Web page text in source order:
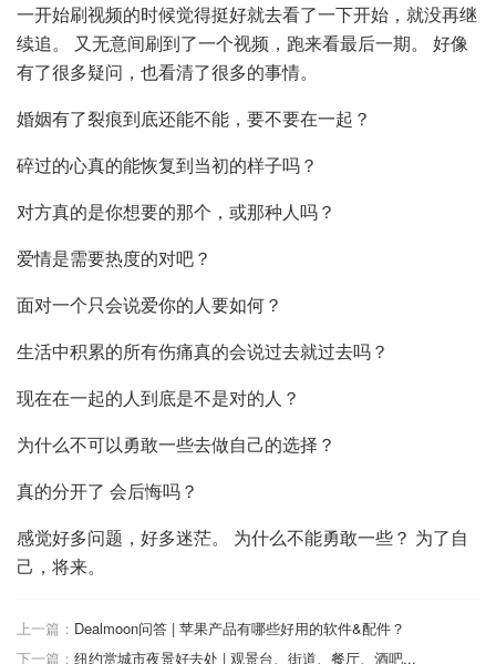
一开始刷视频的时候觉得挺好就去看了一下开始，就没再继
续追。 又无意间刷到了一个视频，跑来看最后一期。 好像
有了很多疑问，也看清了很多的事情。
婚姻有了裂痕到底还能不能，要不要在一起？
碎过的心真的能恢复到当初的样子吗？
对方真的是你想要的那个，或那种人吗？
爱情是需要热度的对吧？
面对一个只会说爱你的人要如何？
生活中积累的所有伤痛真的会说过去就过去吗？
现在在一起的人到底是不是对的人？
为什么不可以勇敢一些去做自己的选择？
真的分开了 会后悔吗？
感觉好多问题，好多迷茫。 为什么不能勇敢一些？ 为了自
己，将来。
上一篇： Dealmoon问答 | 苹果产品有哪些好用的软件&配件？
下一篇： 纽约赏城市夜景好去处 | 观景台、街道、餐厅、酒吧...